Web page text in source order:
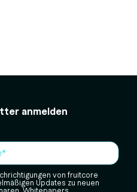
anmelden
von fruitcore
Updates zu neuen
Whitepapers,